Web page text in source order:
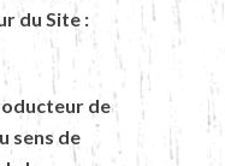
du Site :
de
sens de